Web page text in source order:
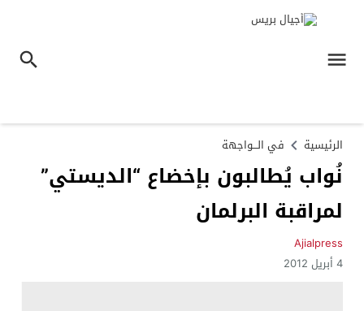
الرئيسية في الـــواجهة
نُواب يُطالبون بإخضاع “الديستي”
لمراقبة البرلمان
Ajialpress
4 أبريل 2012